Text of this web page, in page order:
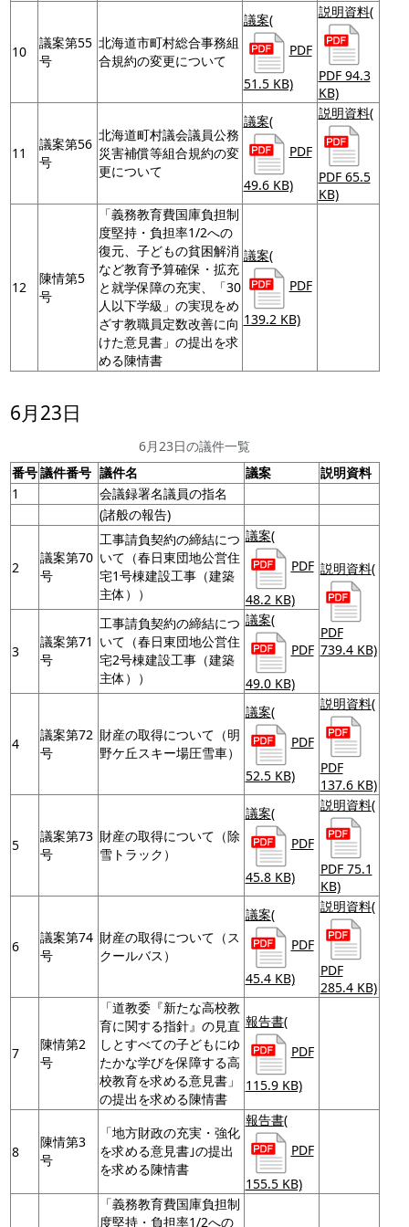
10
議案第55
号
北海道市町村総合事務組
合規約の変更について
議案(
PDF
51.5 KB)
説明資料(
PDF 94.3
KB)
11
議案第56
号
北海道町村議会議員公務
災害補償等組合規約の変
更について
議案(
PDF
49.6 KB)
説明資料(
PDF 65.5
KB)
12
陳情第5
号
「義務教育費国庫負担制
度堅持・負担率1/2への
復元、子どもの貧困解消
など教育予算確保・拡充
と就学保障の充実、「30
人以下学級」の実現をめ
ざす教職員定数改善に向
けた意見書」の提出を求
める陳情書
議案(
PDF
139.2 KB)
6月23日
6月23日の議件一覧
番号議件番号 議件名 議案
説明資料
1
会議録署名議員の指名
(諸般の報告)
2
議案第70
号
工事請負契約の締結につ
いて（春日東団地公営住
宅1号棟建設工事（建築
主体））
議案(
PDF
48.2 KB)
説明資料(
PDF
739.4 KB)
3
議案第71
号
工事請負契約の締結につ
いて（春日東団地公営住
宅2号棟建設工事（建築
主体））
議案(
PDF
49.0 KB)
4
議案第72
号
財産の取得について（明
野ケ丘スキー場圧雪車）
議案(
PDF
52.5 KB)
説明資料(
PDF
137.6 KB)
5
議案第73
号
財産の取得について（除
雪トラック）
議案(
PDF
45.8 KB)
説明資料(
PDF 75.1
KB)
6
議案第74
号
財産の取得について（ス
クールバス）
議案(
PDF
45.4 KB)
説明資料(
PDF
285.4 KB)
7
陳情第2
号
「道教委『新たな高校教
育に関する指針』の見直
しとすべての子どもにゆ
たかな学びを保障する高
校教育を求める意見書」
の提出を求める陳情書
報告書(
PDF
115.9 KB)
8
陳情第3
号
「地方財政の充実・強化
を求める意見書｣の提出
を求める陳情書
報告書(
PDF
155.5 KB)
「義務教育費国庫負担制
度堅持・負担率1/2への